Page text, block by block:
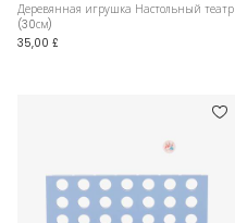
Деревянная игрушка Настольный театр
(30см)
35,00 £